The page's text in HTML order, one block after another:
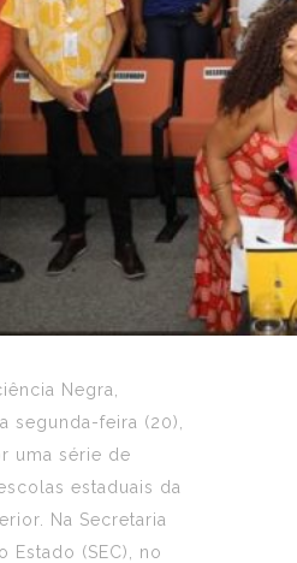
Negra,
segunda-feira (20),
uma série de
estaduais da
Na Secretaria
Estado (SEC), no